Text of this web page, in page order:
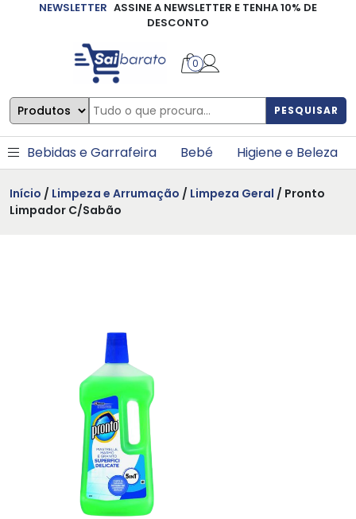
NEWSLETTER ASSINE A NEWSLETTER E TENHA 10% DE
DESCONTO
PESQUISAR
0
Bebidas e Garrafeira Bebé Higiene e Beleza
Início / Limpeza e Arrumação / Limpeza Geral / Pronto
Limpador C/Sabão